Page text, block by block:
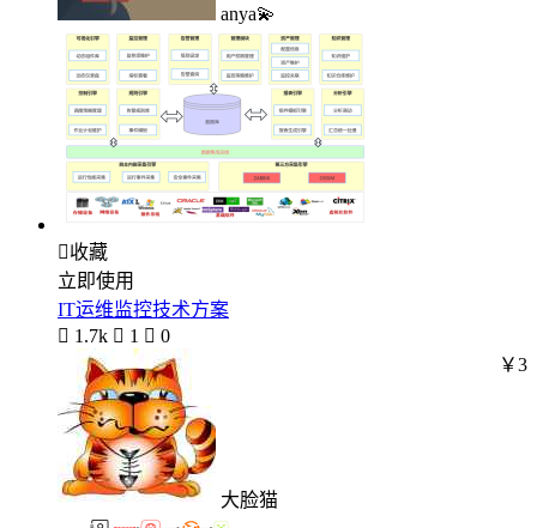
anya💫
收藏
立即使用
IT运维监控技术方案
 1.7k  1  0
大脸猫
￥3